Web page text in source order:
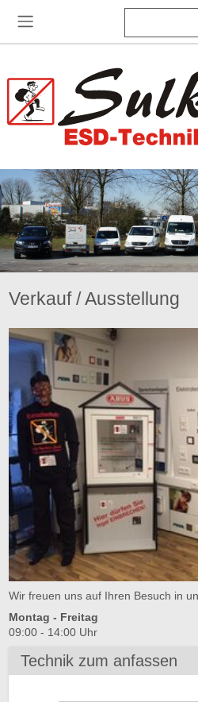
Verkauf / Ausstellung
Wir freuen uns auf Ihren Besuch in
Montag - Freitag
09:00 - 14:00 Uhr
Technik zum anfassen